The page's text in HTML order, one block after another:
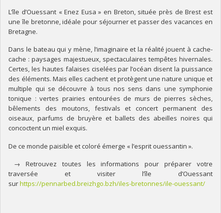
L’île d’Ouessant « Enez Eusa » en Breton, située près de Brest est
une île bretonne, idéale pour séjourner et passer des vacances en
Bretagne.
Dans le bateau qui y mène, l’imaginaire et la réalité jouent à cache-
cache : paysages majestueux, spectaculaires tempêtes hivernales.
Certes, les hautes falaises ciselées par l’océan disent la puissance
des éléments. Mais elles cachent et protègent une nature unique et
multiple qui se découvre à tous nos sens dans une symphonie
tonique : vertes prairies entourées de murs de pierres sèches,
bêlements des moutons, festivals et concert permanent des
oiseaux, parfums de bruyère et ballets des abeilles noires qui
concoctent un miel exquis.
De ce monde paisible et coloré émerge « l’esprit ouessantin ».
→ Retrouvez toutes les informations pour préparer votre
traversée et visiter l’île d’Ouessant
surhttps://pennarbed.breizhgo.bzh/iles-bretonnes/ile-ouessant/